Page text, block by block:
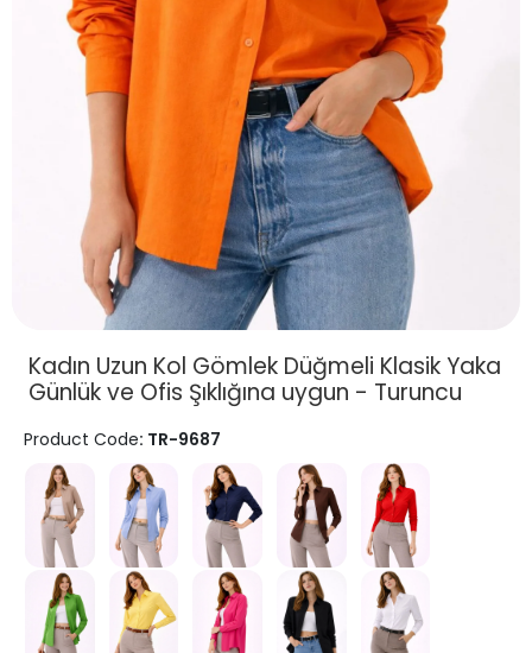
Kadın Uzun Kol Gömlek Düğmeli Klasik Yaka
Günlük ve Ofis Şıklığına uygun - Turuncu
Product Code: TR-9687